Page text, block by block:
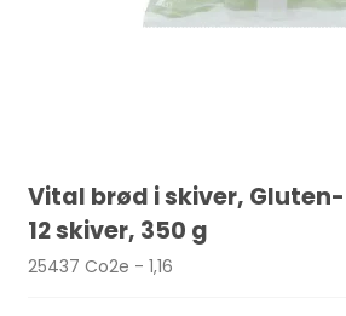
Vital brød i skiver,
12 skiver, 350 g
25437 Co2e - 1,16